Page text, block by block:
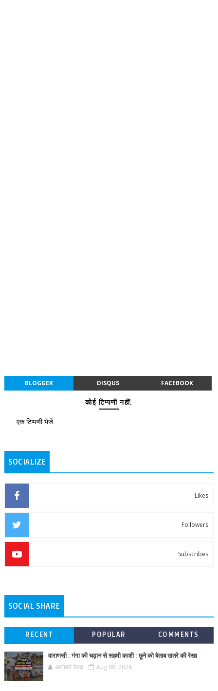
BLOGGER DISQUS FACEBOOK
कोई टिप्पणी नहीं:
एक टिप्पणी भेजें
SOCIALIZE
Likes
Followers
Subscribes
SOCIAL SHARE
RECENT POPULAR COMMENTS
वाराणसी : गंगा की चढ़ान से सहमी काशी : छूने को बेताब खतरे की रेखा
आर्यावर्त डेस्क Aug 08, 2026